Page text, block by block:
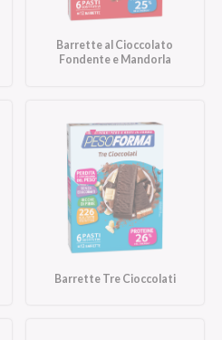
Barrette al Cioccolato
Fondente e Mandorla
Barrette Tre Cioccolati